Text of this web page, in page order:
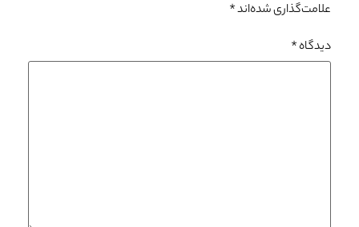
علامت‌گذاری شده‌اند*
دیدگاه*